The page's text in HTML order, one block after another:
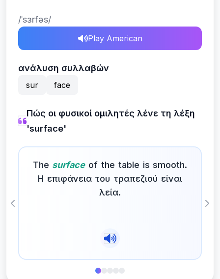
/ˈsɜrfəs/
Play American
ανάλυση συλλαβών
sur face
Πώς οι φυσικοί ομιλητές λένε τη λέξη
'surface'
The surfaceof the table is smooth.
Η επιφάνεια του τραπεζιού είναι
λεία.
Previous